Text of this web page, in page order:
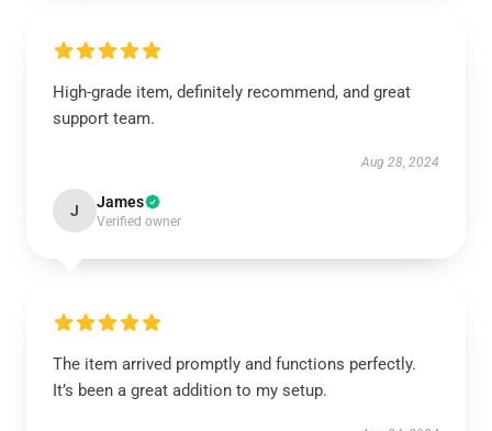
High-grade item, definitely recommend, and great
support team.
Aug 28, 2024
J James
Verified owner
The item arrived promptly and functions perfectly.
It’s been a great addition to my setup.